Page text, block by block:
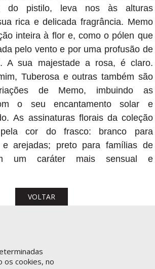
os cookies, no
do pistilo, leva nos às alturas
rica e delicada fragrância. Memo
inteira à flor e, como o pólen que
pelo vento e por uma profusão de
A sua majestade a rosa, é claro.
Tuberosa e outras também são
de Memo, imbuindo as
o seu encantamento solar e
As assinaturas florais da coleção
cor do frasco: branco para
e arejadas; preto para famílias de
um caráter mais sensual e
VOLTAR